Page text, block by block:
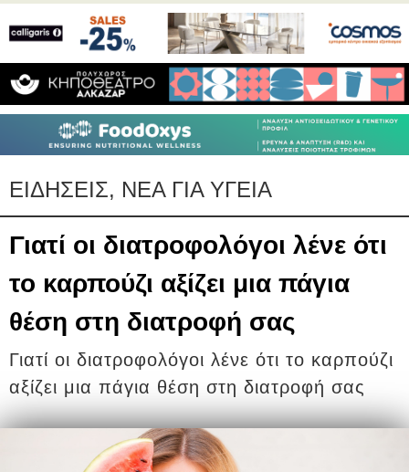
ΕΙΔΗΣΕΙΣ, ΝΕΑ ΓΙΑ ΥΓΕΙΑ
Γιατί οι διατροφολόγοι λένε ότι
το καρπούζι αξίζει μια πάγια
θέση στη διατροφή σας
Γιατί οι διατροφολόγοι λένε ότι το καρπούζι
αξίζει μια πάγια θέση στη διατροφή σας